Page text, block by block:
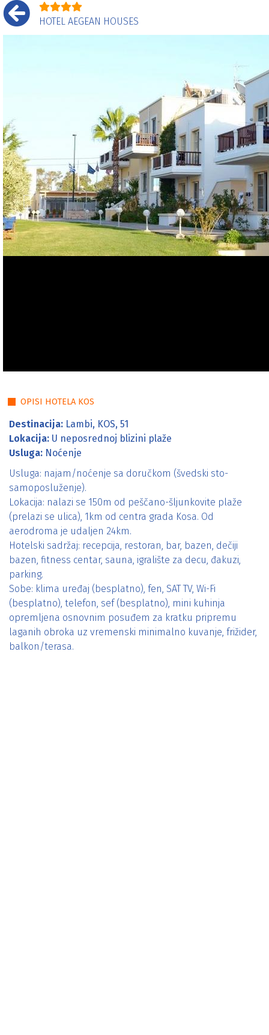
HOTEL AEGEAN HOUSES
Prethodni
OPISI HOTELA KOS
Destinacija: Lambi, KOS, 51
Lokacija: U neposrednoj blizini plaže
Usluga: Noćenje
Usluga: najam/noćenje sa doručkom (švedski sto-
samoposluženje).
Lokacija: nalazi se 150m od peščano-šljunkovite plaže
(prelazi se ulica), 1km od centra grada Kosa. Od
aerodroma je udaljen 24km.
Hotelski sadržaj: recepcija, restoran, bar, bazen, dečiji
bazen, fitness centar, sauna, igralište za decu, đakuzi,
parking.
Sobe: klima uređaj (besplatno), fen, SAT TV, Wi-Fi
(besplatno), telefon, sef (besplatno), mini kuhinja
opremljena osnovnim posuđem za kratku pripremu
laganih obroka uz vremenski minimalno kuvanje, frižider,
balkon/terasa.